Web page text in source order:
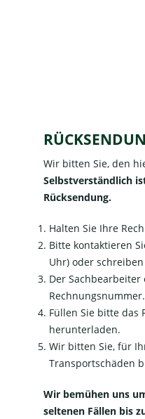
Wir bitten Sie, den
Selbstverständlich
Rücksendung.
Halten Sie Ihre
Bitte kontaktieren
Uhr) oder
Der
Rechnungsnummer.
Füllen Sie bitte das
herunterladen.
Wir bitten Sie, für
Transportschäden
Wir bemühen uns
seltenen Fällen bis